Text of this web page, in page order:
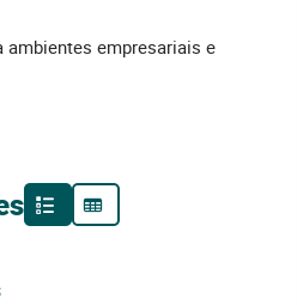
ambientes empresariais e